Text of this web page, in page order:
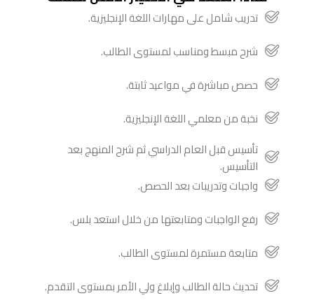
تدريب شامل على مهارات اللغة الإنجليزية.
شرح مبسط ومناسب لمستوى الطالب.
حصص مباشرة في مواعيد ثابتة.
نخبة من معلمي اللغة الإنجليزية.
تأسيس قبل العام الدراسي ثم شرح المنهج بعد
التأسيس.
واجبات وتدريبات بعد الحصص.
رفع الواجبات ومتابعتها من خلال استعد بلس.
متابعة مستمرة لمستوى الطالب.
تحديث حالة الطالب وإبلاغ ولي الأمر بمستوى التقدم.